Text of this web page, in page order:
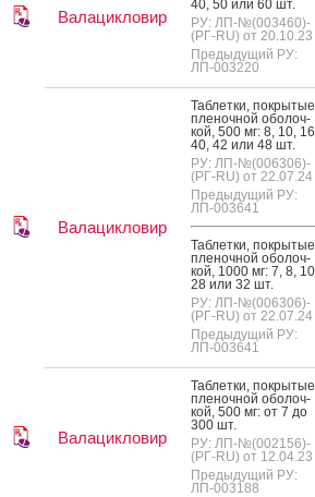
Валацикловир
40, 50 или 60 шт.
РУ: ЛП-№(003460)-
(РГ-RU) от 20.10.23
Предыдущий РУ:
ЛП-003220
Валацикловир
Таб­летки, пок­ры­тые
пле­ноч­ной обо­лоч­
кой, 500 мг: 8, 10, 16,
40, 42 или 48 шт.
РУ: ЛП-№(006306)-
(РГ-RU) от 22.07.24
Предыдущий РУ:
ЛП-003641
Таб­летки, пок­ры­тые
пле­ноч­ной обо­лоч­
кой, 1000 мг: 7, 8, 10,
28 или 32 шт.
РУ: ЛП-№(006306)-
(РГ-RU) от 22.07.24
Предыдущий РУ:
ЛП-003641
Валацикловир
Таб­летки, пок­ры­тые
пле­ноч­ной обо­лоч­
кой, 500 мг: от 7 до
300 шт.
РУ: ЛП-№(002156)-
(РГ-RU) от 12.04.23
Предыдущий РУ:
ЛП-003188